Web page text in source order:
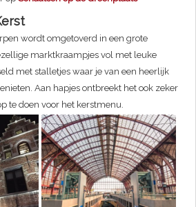
wordt omgetoverd in een grote
marktkraampjes vol met leuke
met stalletjes waar je van een heerlijk
Aan hapjes ontbreekt het ook zeker
te doen voor het kerstmenu.